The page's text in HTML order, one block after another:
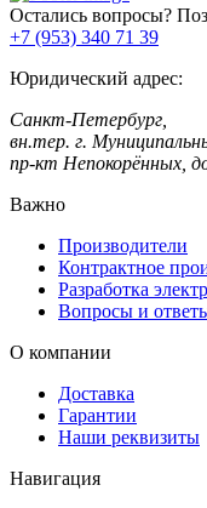
Остались вопросы?
+7 (953) 340 71 39
Юридический адрес:
Санкт-Петербург,
вн.тер. г.
пр-кт Непокорённых,
Важно
Производители
Контрактное
Разработка
Вопросы и
О компании
Доставка
Гарантии
Наши реквизиты
Навигация